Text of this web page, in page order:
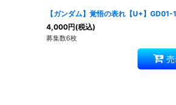
【ガンダム】覚悟の表れ【U+】GD01-
4,000円(税込)
募集数6枚